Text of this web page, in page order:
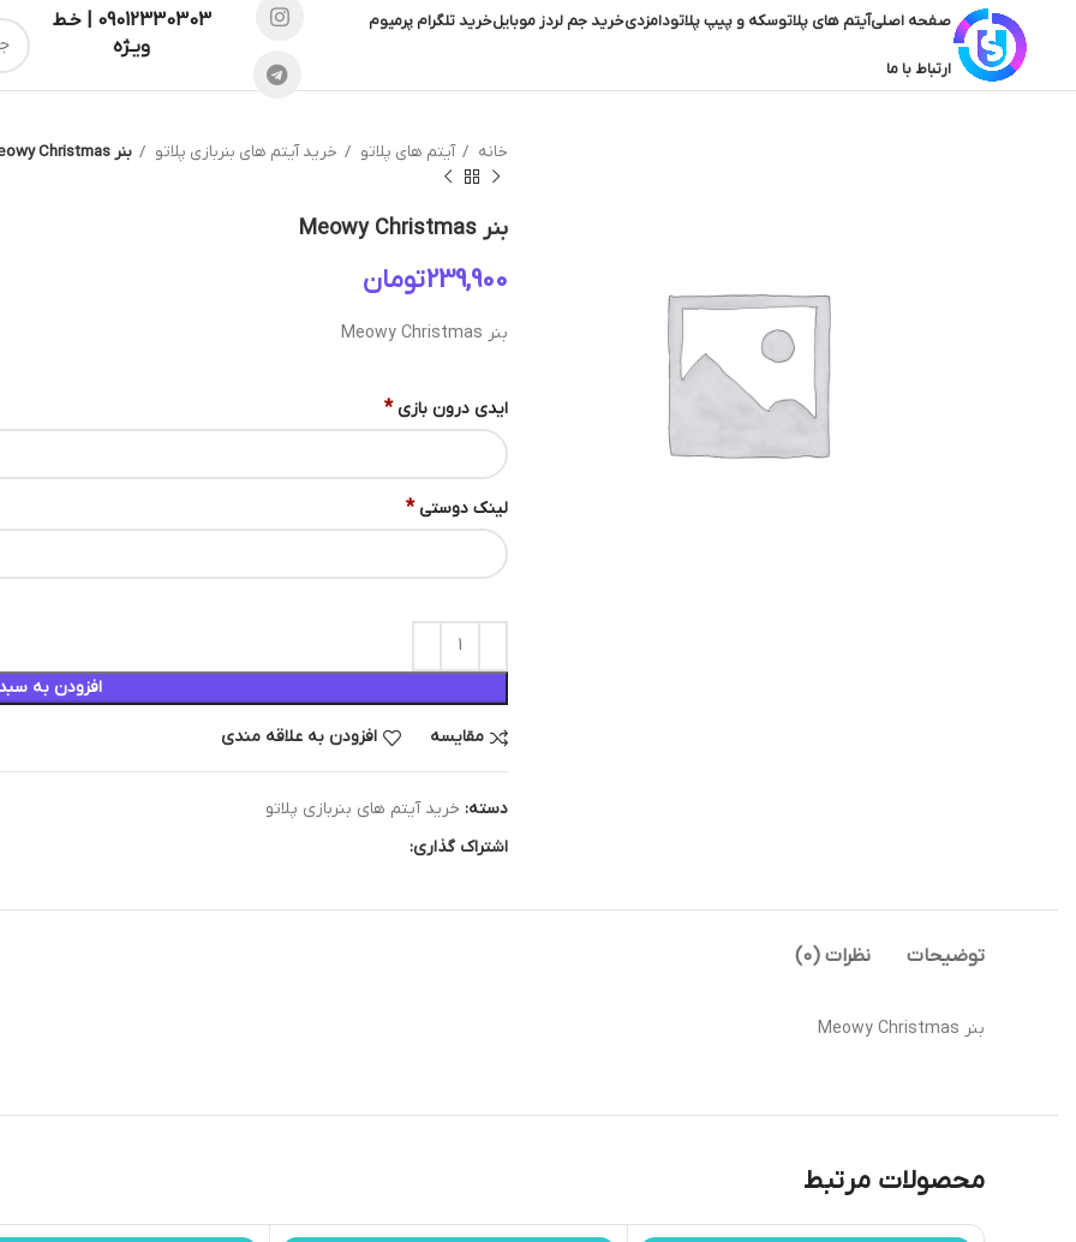
صفحه اصلیآیتم های پلاتوسکه و پیپ پلاتودامزدیخرید جم لردز موبایلخرید تلگرام پرمیوم
ارتباط با ما
09012330303 | خـط
ویـژه
خانه آیتم های پلاتو خرید آیتم های بنربازی پلاتو بنر Meowy Christmas
بنر Meowy Christmas
تومان
بنر Meowy Christmas
ایدی درون بازی *
لینک دوستی *
افزودن به
مقایسه افزودن به علاقه مندی
دسته: خرید آیتم های بنربازی پلاتو
اشتراک گذاری:
توضیحات نظرات (0)
بنر Meowy Christmas
محصولات مرتبط